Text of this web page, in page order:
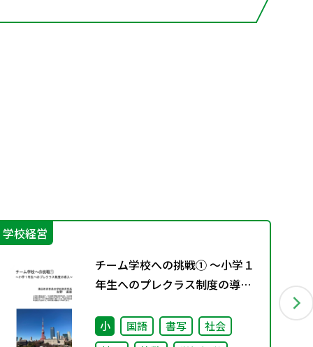
学校経営
チーム学校への挑戦① ～小学１
年生へのプレクラス制度の導入
小 国語 書写
社会